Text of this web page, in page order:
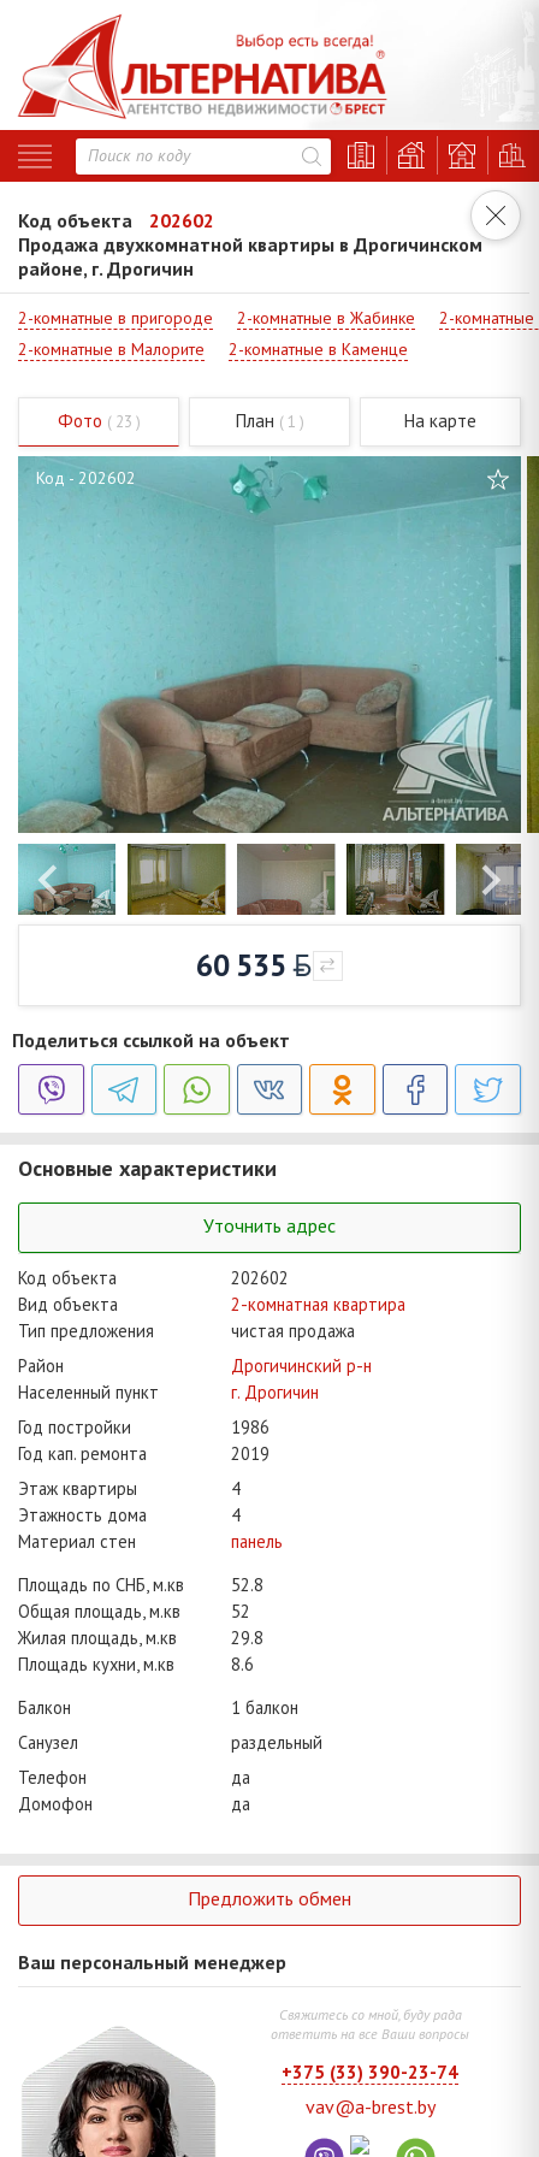
Код объекта
202602
Продажа двухкомнатной квартиры в Дрогичинском
районе, г. Дрогичин
2-комнатные в пригороде 2-комнатные в Жабинке
2-
2-комнатные в Малорите
2-комнатные в Каменце
Фото ( 23 ) План ( 1 ) На карте
Код - 202602
60 535
Поделиться ссылкой на объект
Основные характеристики
Уточнить адрес
Код объекта
202602
Вид объекта
2-комнатная квартира
Тип предложения
чистая продажа
Район
Дрогичинский р-н
Населенный пункт
г. Дрогичин
Год постройки
1986
Год кап. ремонта
2019
Этаж квартиры
4
Этажность дома
4
Материал стен
панель
Площадь по СНБ, м.кв
52.8
Общая площадь, м.кв
52
Жилая площадь, м.кв
29.8
Площадь кухни, м.кв
8.6
Балкон
1 балкон
Санузел
раздельный
Телефон
да
Домофон
да
Предложить обмен
Ваш персональный менеджер
Свяжитесь со мной, буду рада
ответить на все Ваши вопросы
+375 (33) 390-23-74
vav@a-brest.by